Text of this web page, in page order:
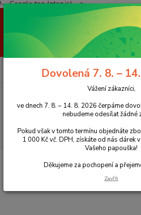
!-- Google tag (gtag.js) -->
Vážení zákazníci, ve dnech 7. 8. – 14. 8.
tomto období nebudeme odesílat žádné
termínu objednáte zboží v minimální hodnotě
od nás dárek v hodnotě 350 Kč pro Vašeho
pochopení a přejeme
CZK
(Po-Pá, 8-16 hod.)
podstavou 102 x 59 cm
Dovolená 7. 8. –
Vážení zákazníci,
ve dnech 7. 8. – 14. 8. 2026 čerpáme
nebudeme odesílat žádné
Pokud však v tomto termínu objednáte
1 000 Kč vč. DPH, získáte od nás dárek
Vašeho papouška!
Děkujeme za pochopení a
Zavřít